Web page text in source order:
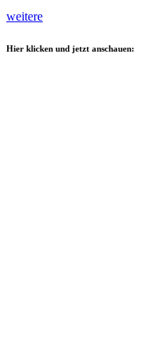
weitere
Hier klicken und jetzt anschauen: